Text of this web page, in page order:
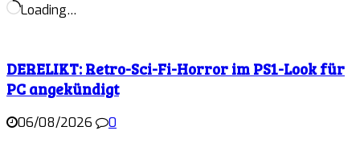
Loading…
DERELIKT: Retro-Sci-Fi-Horror im PS1-Look für
PC angekündigt
06/08/2026
0